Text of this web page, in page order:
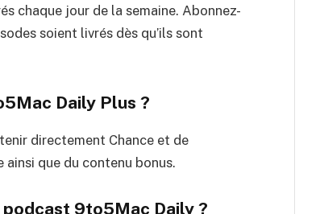
chaque jour de la semaine. Abonnez-
soient livrés dès qu’ils sont
Daily Plus ?
directement Chance et de
que du contenu bonus.
9to5Mac Daily ?